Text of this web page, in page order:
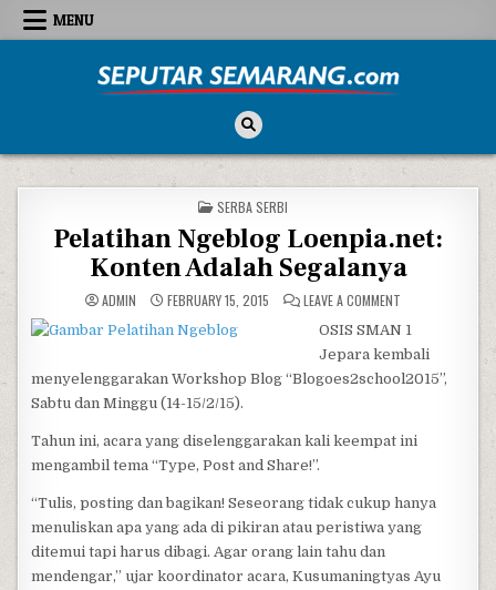
Skip to content
MENU
POSTED IN
SERBA SERBI
Pelatihan Ngeblog Loenpia.net:
Konten Adalah Segalanya
ADMIN FEBRUARY 15, 2015 LEAVE A COMMENTON PELATIHAN
OSIS SMAN 1
Jepara kembali
menyelenggarakan Workshop Blog “Blogoes2school2015”,
Sabtu dan Minggu (14-15/2/15).
Tahun ini, acara yang diselenggarakan kali keempat ini
mengambil tema “Type, Post and Share!”.
“Tulis, posting dan bagikan! Seseorang tidak cukup hanya
menuliskan apa yang ada di pikiran atau peristiwa yang
ditemui tapi harus dibagi. Agar orang lain tahu dan
mendengar,” ujar koordinator acara, Kusumaningtyas Ayu